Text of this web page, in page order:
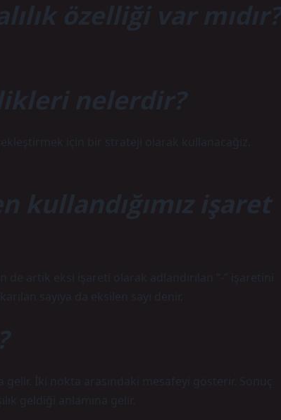
özelliği var mıdır?
nelerdir?
için bir strateji olarak kullanacağız.
kullandığımız işaret
de artık eksi işareti olarak adlandırılan “-” işaretini
sayıya da eksilen sayı denir.
İki nokta arasındaki mesafeyi gösterir. Sonuç
geldiği anlamına gelir.